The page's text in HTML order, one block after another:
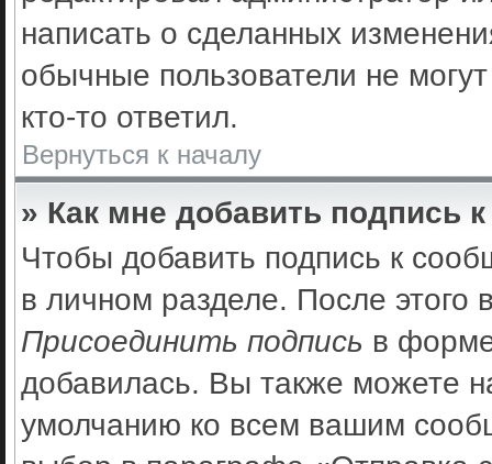
написать о сделанных
обычные пользователи не
кто-то ответил.
Вернуться к началу
» Как мне добавить подпись
Чтобы добавить подпись к
в личном разделе. После
Присоединить подпись в
добавилась. Вы также можете
умолчанию ко всем вашим